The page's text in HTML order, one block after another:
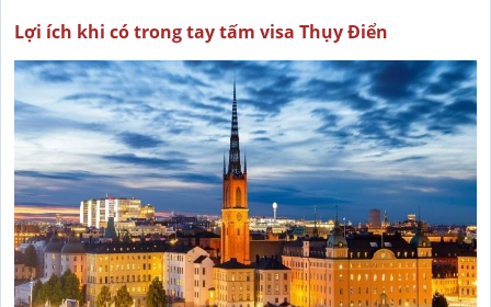
Lợi ích khi có trong tay tấm visa Thụy Điển